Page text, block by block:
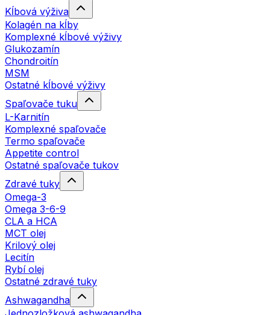
Kĺbová výživa
Kolagén na kĺby
Komplexné kĺbové výživy
Glukozamín
Chondroitín
MSM
Ostatné kĺbové výživy
Spaľovače tuku
L-Karnitín
Komplexné spaľovače
Termo spaľovače
Appetite control
Ostatné spaľovače tukov
Zdravé tuky
Omega-3
Omega 3-6-9
CLA a HCA
MCT olej
Krilový olej
Lecitín
Rybí olej
Ostatné zdravé tuky
Ashwagandha